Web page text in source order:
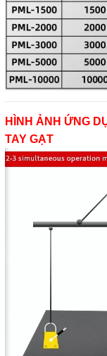
HÌNH ẢNH ỨNG
TAY GẠT